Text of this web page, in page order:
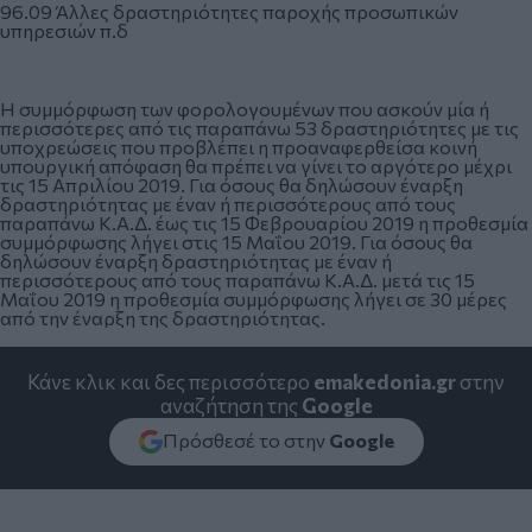
96.09 Άλλες δραστηριότητες παροχής προσωπικών
υπηρεσιών π.δ
Η συμμόρφωση των φορολογουμένων που ασκούν μία ή
περισσότερες από τις παραπάνω 53 δραστηριότητες με τις
υποχρεώσεις που προβλέπει η προαναφερθείσα κοινή
υπουργική απόφαση θα πρέπει να γίνει το αργότερο μέχρι
τις 15 Απριλίου 2019. Για όσους θα δηλώσουν έναρξη
δραστηριότητας με έναν ή περισσότερους από τους
παραπάνω Κ.Α.Δ. έως τις 15 Φεβρουαρίου 2019 η προθεσμία
συμμόρφωσης λήγει στις 15 Μαΐου 2019. Για όσους θα
δηλώσουν έναρξη δραστηριότητας με έναν ή
περισσότερους από τους παραπάνω Κ.Α.Δ. μετά τις 15
Μαΐου 2019 η προθεσμία συμμόρφωσης λήγει σε 30 μέρες
από την έναρξη της δραστηριότητας.
Κάνε κλικ και δες περισσότερο emakedonia.grστην
αναζήτηση της Google
Πρόσθεσέ το στην Google